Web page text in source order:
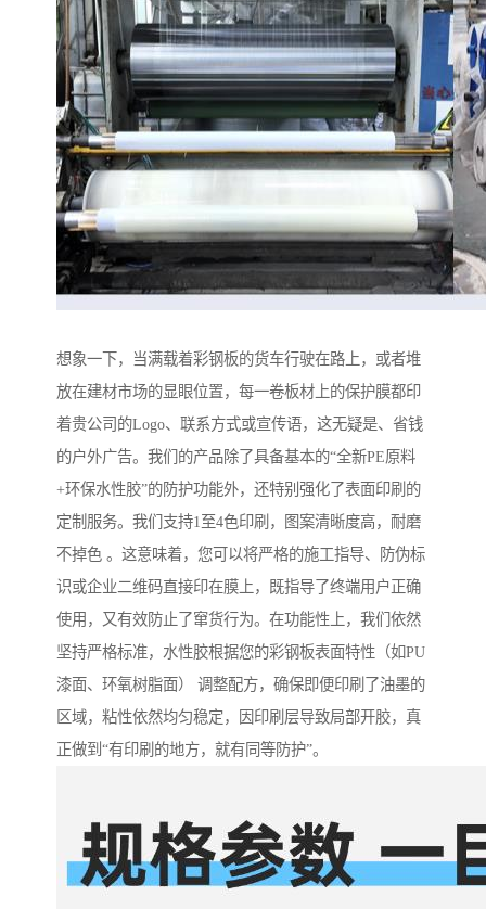
想象一下，当满载着彩钢板的货车行驶在路上，或者堆
放在建材市场的显眼位置，每一卷板材上的保护膜都印
着贵公司的Logo、联系方式或宣传语，这无疑是、省钱
的户外广告。我们的产品除了具备基本的“全新PE原料
+环保水性胶”的防护功能外，还特别强化了表面印刷的
定制服务。我们支持1至4色印刷，图案清晰度高，耐磨
不掉色 。这意味着，您可以将严格的施工指导、防伪标
识或企业二维码直接印在膜上，既指导了终端用户正确
使用，又有效防止了窜货行为。在功能性上，我们依然
坚持严格标准，水性胶根据您的彩钢板表面特性（如PU
漆面、环氧树脂面） 调整配方，确保即便印刷了油墨的
区域，粘性依然均匀稳定，因印刷层导致局部开胶，真
正做到“有印刷的地方，就有同等防护”。